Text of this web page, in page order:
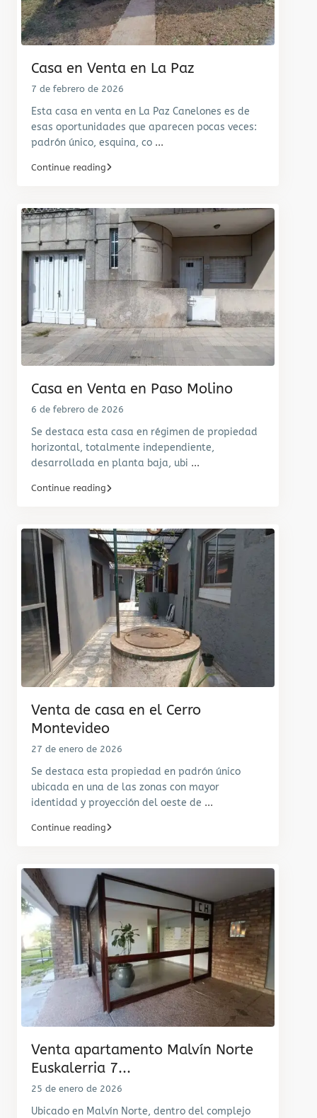
Casa en Venta en La Paz
7 de febrero de 2026
Esta casa en venta en La Paz Canelones es de
esas oportunidades que aparecen pocas veces:
padrón único, esquina, co ...
Continue reading
Casa en Venta en Paso Molino
6 de febrero de 2026
Se destaca esta casa en régimen de propiedad
horizontal, totalmente independiente,
desarrollada en planta baja, ubi ...
Continue reading
Venta de casa en el Cerro
Montevideo
27 de enero de 2026
Se destaca esta propiedad en padrón único
ubicada en una de las zonas con mayor
identidad y proyección del oeste de ...
Continue reading
Venta apartamento Malvín Norte
Euskalerria 7...
25 de enero de 2026
Ubicado en Malvín Norte, dentro del complejo